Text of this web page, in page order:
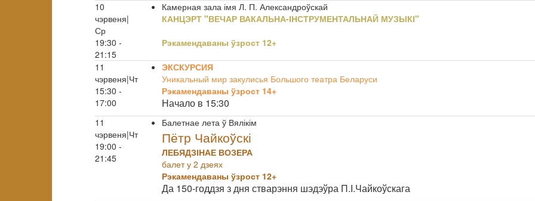
10
чэрвеня|
Ср
19:30 -
21:15
Камерная зала імя Л. П. Александроўскай
КАНЦЭРТ "ВЕЧАР ВАКАЛЬНА-ІНСТРУМЕНТАЛЬНАЙ МУЗЫКІ"
Рэкамендаваны ўзрост 12+
11
чэрвеня|Чт
15:30 -
17:00
ЭКСКУРСИЯ
Уникальный мир закулисья Большого театра Беларуси
Рэкамендаваны ўзрост 14+
Начало в 15:30
11
чэрвеня|Чт
19:00 -
21:45
Балетнае лета ў Вялікім
Пётр Чайкоўскі
ЛЕБЯДЗІНАЕ ВОЗЕРА
балет у 2 дзеях
Рэкамендаваны ўзрост 12+
Да 150-годдзя з дня стварэння шэдэўра П.І.Чайкоўскага